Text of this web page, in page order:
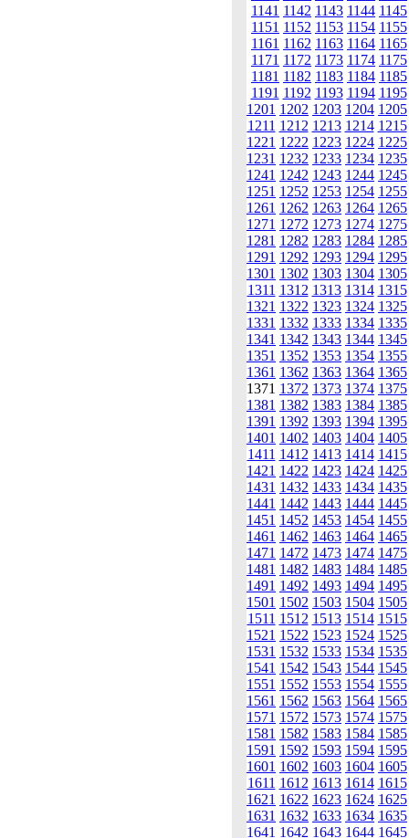
1141 1142 1143 1144 1145
1151 1152 1153 1154 1155
1161 1162 1163 1164 1165
1171 1172 1173 1174 1175
1181 1182 1183 1184 1185
1191 1192 1193 1194 1195
1201 1202 1203 1204 1205
1211 1212 1213 1214 1215
1221 1222 1223 1224 1225
1231 1232 1233 1234 1235
1241 1242 1243 1244 1245
1251 1252 1253 1254 1255
1261 1262 1263 1264 1265
1271 1272 1273 1274 1275
1281 1282 1283 1284 1285
1291 1292 1293 1294 1295
1301 1302 1303 1304 1305
1311 1312 1313 1314 1315
1321 1322 1323 1324 1325
1331 1332 1333 1334 1335
1341 1342 1343 1344 1345
1351 1352 1353 1354 1355
1361 1362 1363 1364 1365
1371 1372 1373 1374 1375
1381 1382 1383 1384 1385
1391 1392 1393 1394 1395
1401 1402 1403 1404 1405
1411 1412 1413 1414 1415
1421 1422 1423 1424 1425
1431 1432 1433 1434 1435
1441 1442 1443 1444 1445
1451 1452 1453 1454 1455
1461 1462 1463 1464 1465
1471 1472 1473 1474 1475
1481 1482 1483 1484 1485
1491 1492 1493 1494 1495
1501 1502 1503 1504 1505
1511 1512 1513 1514 1515
1521 1522 1523 1524 1525
1531 1532 1533 1534 1535
1541 1542 1543 1544 1545
1551 1552 1553 1554 1555
1561 1562 1563 1564 1565
1571 1572 1573 1574 1575
1581 1582 1583 1584 1585
1591 1592 1593 1594 1595
1601 1602 1603 1604 1605
1611 1612 1613 1614 1615
1621 1622 1623 1624 1625
1631 1632 1633 1634 1635
1641 1642 1643 1644 1645